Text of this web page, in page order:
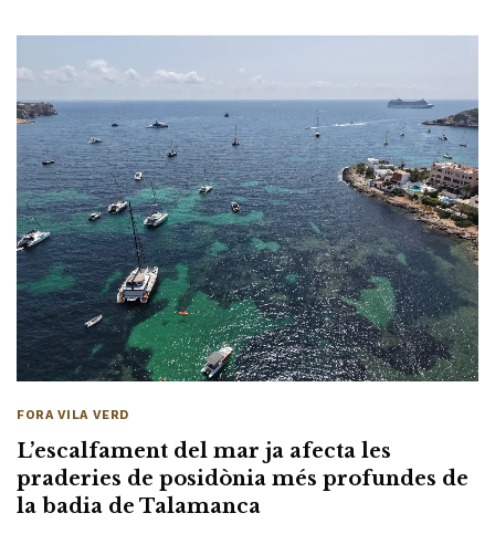
FORA VILA VERD
L’escalfament del mar ja afecta les
praderies de posidònia més profundes de
la badia de Talamanca